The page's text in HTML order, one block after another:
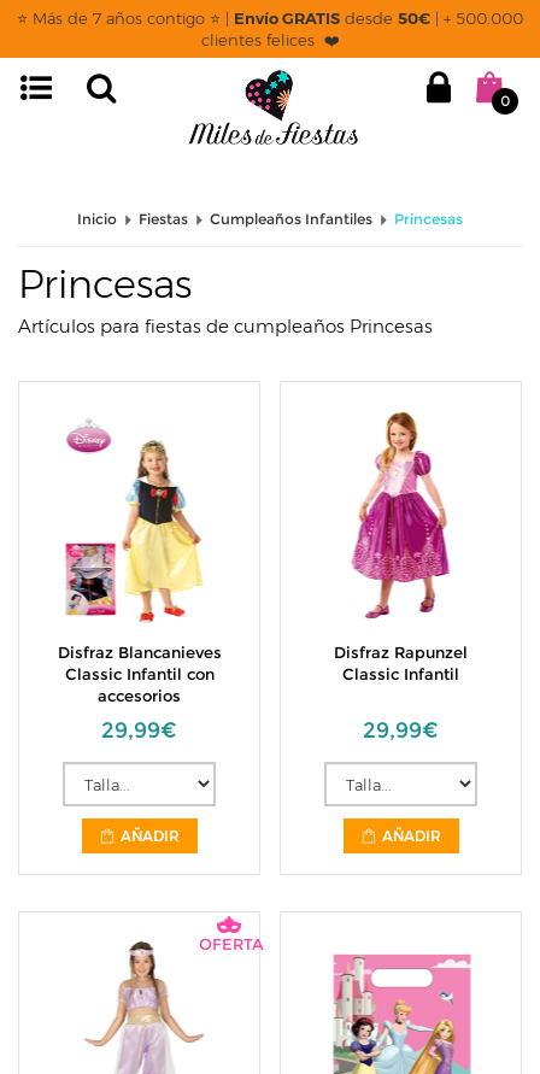
⭐ Más de 7 años contigo ⭐ | Envío GRATIS desde 50€ | + 500.000
clientes felices ❤️
0
page: listado
Inicio Fiestas Cumpleaños Infantiles Princesas
Princesas
Artículos para fiestas de cumpleaños Princesas
Disfraz Blancanieves
Classic Infantil con
accesorios
29,99€
AÑADIR
Disfraz Rapunzel
Classic Infantil
29,99€
AÑADIR
OFERTA